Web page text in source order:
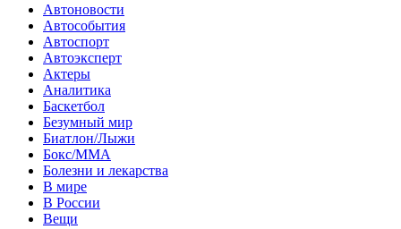
Автоновости
Автособытия
Автоспорт
Автоэксперт
Актеры
Аналитика
Баскетбол
Безумный мир
Биатлон/Лыжи
Бокс/MMA
Болезни и лекарства
В мире
В России
Вещи